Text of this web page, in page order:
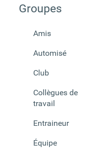
Groupes
Amis
Automisé
Club
Collègues de
travail
Entraineur
Équipe